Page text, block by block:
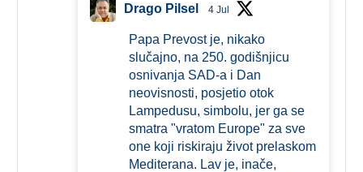
Drago Pilsel 4 Jul
Papa Prevost je, nikako
slučajno, na 250. godišnjicu
osnivanja SAD-a i Dan
neovisnosti, posjetio otok
Lampedusu, simbolu, jer ga se
smatra "vratom Europe" za sve
one koji riskiraju život prelaskom
Mediterana. Lav je, inače,